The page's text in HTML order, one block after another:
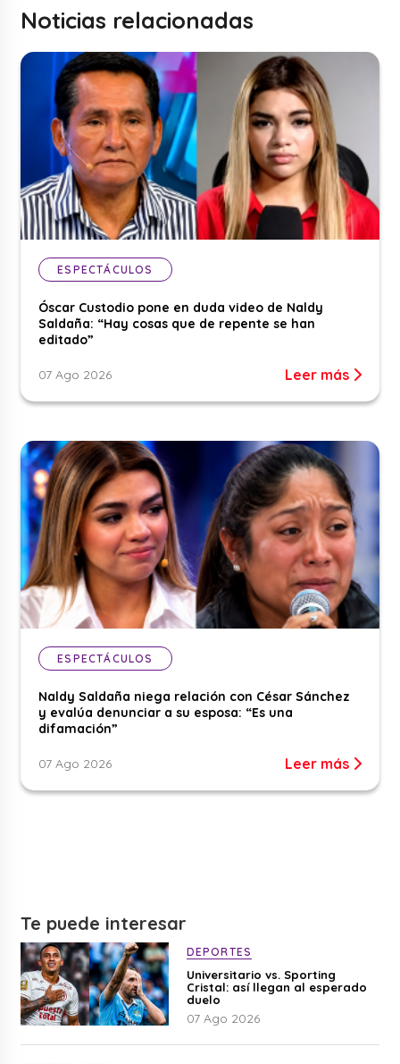
Noticias relacionadas
ESPECTÁCULOS
Óscar Custodio pone en duda video de Naldy
Saldaña: “Hay cosas que de repente se han
editado”
07 Ago 2026 Leer más
ESPECTÁCULOS
Naldy Saldaña niega relación con César Sánchez
y evalúa denunciar a su esposa: “Es una
difamación”
07 Ago 2026 Leer más
Te puede interesar
DEPORTES
Universitario vs. Sporting
Cristal: así llegan al esperado
duelo
07 Ago 2026